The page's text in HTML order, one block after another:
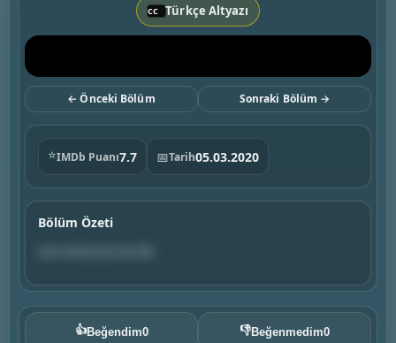
Türkçe Altyazı
← Önceki Bölüm Sonraki Bölüm →
⭐IMDb Puanı7.7 📅Tarih05.03.2020
Bölüm Özeti
👍Beğendim0 👎Beğenmedim0